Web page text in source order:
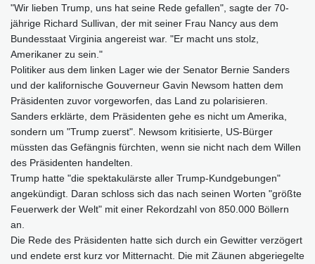
"Wir lieben Trump, uns hat seine Rede gefallen", sagte der 70-
jährige Richard Sullivan, der mit seiner Frau Nancy aus dem
Bundesstaat Virginia angereist war. "Er macht uns stolz,
Amerikaner zu sein."
Politiker aus dem linken Lager wie der Senator Bernie Sanders
und der kalifornische Gouverneur Gavin Newsom hatten dem
Präsidenten zuvor vorgeworfen, das Land zu polarisieren.
Sanders erklärte, dem Präsidenten gehe es nicht um Amerika,
sondern um "Trump zuerst". Newsom kritisierte, US-Bürger
müssten das Gefängnis fürchten, wenn sie nicht nach dem Willen
des Präsidenten handelten.
Trump hatte "die spektakulärste aller Trump-Kundgebungen"
angekündigt. Daran schloss sich das nach seinen Worten "größte
Feuerwerk der Welt" mit einer Rekordzahl von 850.000 Böllern
an.
Die Rede des Präsidenten hatte sich durch ein Gewitter verzögert
und endete erst kurz vor Mitternacht. Die mit Zäunen abgeriegelte